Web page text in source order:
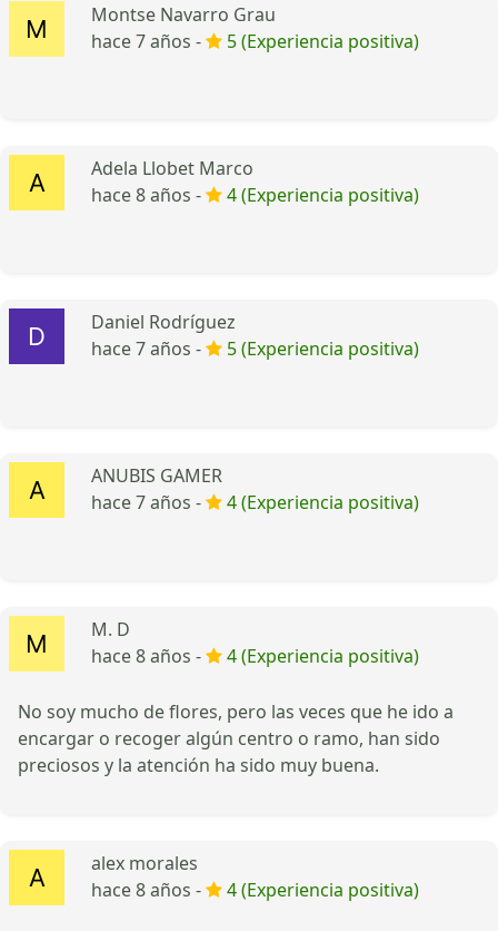
Montse Navarro Grau
hace 7 años -
5 (Experiencia positiva)
Adela Llobet Marco
hace 8 años -
4 (Experiencia positiva)
Daniel Rodríguez
hace 7 años -
5 (Experiencia positiva)
ANUBIS GAMER
hace 7 años -
4 (Experiencia positiva)
M. D
hace 8 años -
4 (Experiencia positiva)
No soy mucho de flores, pero las veces que he ido a
encargar o recoger algún centro o ramo, han sido
preciosos y la atención ha sido muy buena.
alex morales
hace 8 años -
4 (Experiencia positiva)